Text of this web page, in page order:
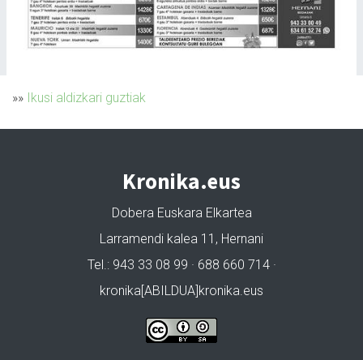
»» Ikusi aldizkari guztiak
Kronika.eus
Dobera Euskara Elkartea
Larramendi kalea 11, Hernani
Tel.: 943 33 08 99 · 688 660 714 ·
kronika[ABILDUA]kronika.eus